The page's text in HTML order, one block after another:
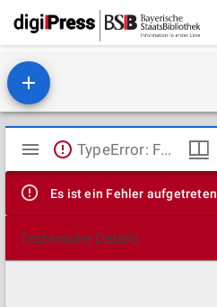
Mirador
Viewer
TypeError: Failed to fetch
Es ist ein Fehler aufgetreten
Technische Details